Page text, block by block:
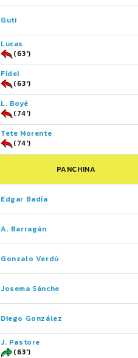
Guti
Lucas
(63')
Fidel
(63')
L. Boyé
(74')
Tete Morente
(74')
PANCHINA
Edgar Badía
A. Barragán
Gonzalo Verdú
Josema Sánche
Diego González
J. Pastore
(63')